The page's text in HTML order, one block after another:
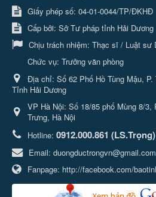
Giấy phép số: 04-01-0044/TP/ĐKHĐ
Cấp bởi: Sở Tư pháp tỉnh Hải Dương
Chịu trách nhiệm: Thạc sĩ / Luật sư
Chức vụ: Trưởng văn phòng
Địa chỉ: Số 62 Phố Hồ Tùng Mậu,
Tỉnh Hải Dương
VP Hà Nội: Số 18/85 phố Mùng 8/3,
Trưng, Hà Nội
Hotline: 0912.000.861 (LS.Trọng)
Email: duongductrongvn@gmail.com
Fanpage: http://facebook.com/